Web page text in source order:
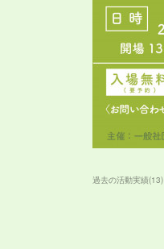
過去の活動実績(13)